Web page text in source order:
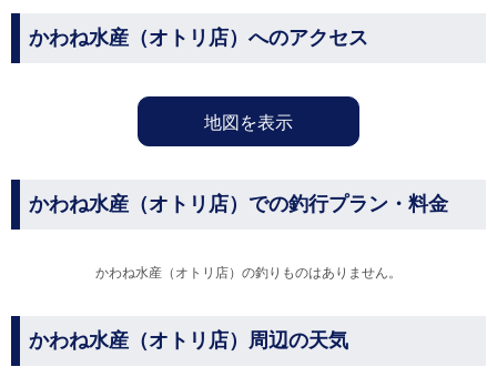
かわね水産（オトリ店）へのアクセス
地図を表示
かわね水産（オトリ店）での釣行プラン・料金
かわね水産（オトリ店）の釣りものはありません。
かわね水産（オトリ店）周辺の天気